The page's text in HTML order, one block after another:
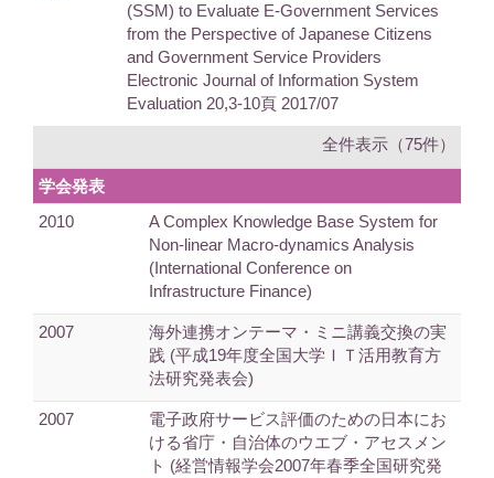
(SSM) to Evaluate E-Government Services
from the Perspective of Japanese Citizens
and Government Service Providers
Electronic Journal of Information System
Evaluation 20,3-10頁 2017/07
全件表示（75件）
学会発表
2010
A Complex Knowledge Base System for
Non-linear Macro-dynamics Analysis
(International Conference on
Infrastructure Finance)
2007
海外連携オンテーマ・ミニ講義交換の実
践 (平成19年度全国大学ＩＴ活用教育方
法研究発表会)
2007
電子政府サービス評価のための日本にお
ける省庁・自治体のウエブ・アセスメン
ト (経営情報学会2007年春季全国研究発